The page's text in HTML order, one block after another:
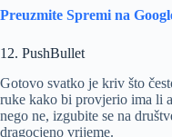
Preuzmite Spremi na
12. PushBullet
Gotovo svatko je kriv što
ruke kako bi provjerio ima li
nego ne, izgubite se na
dragocjeno vrijeme.